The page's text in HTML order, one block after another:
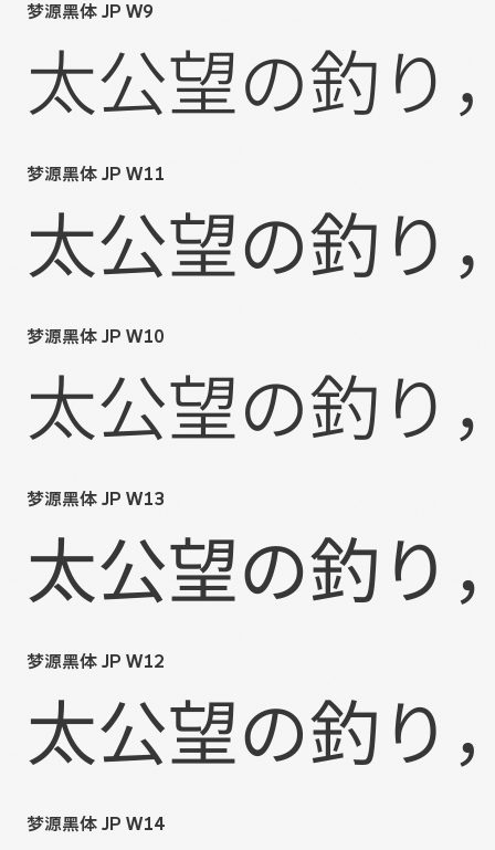
梦源黑体 JP W9
太公望の釣り
梦源黑体 JP W11
太公望の釣り
梦源黑体 JP W10
太公望の釣り
梦源黑体 JP W13
太公望の釣り
梦源黑体 JP W12
太公望の釣り
梦源黑体 JP W14